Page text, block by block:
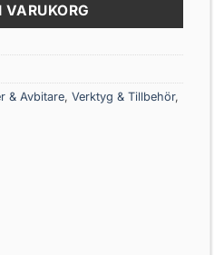
VARUKORG
& Avbitare, Verktyg & Tillbehör,